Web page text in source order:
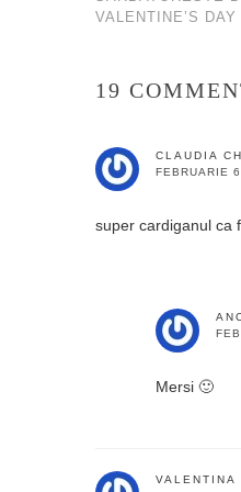
VALENTINE’S
19
CLAUDIA
FEBRUARIE
super cardiganul ca
Mersi 🙂
VALENTINA